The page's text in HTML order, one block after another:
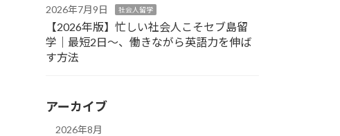
2026年7月9日 社会人留学
【2026年版】忙しい社会人こそセブ島留
学｜最短2日〜、働きながら英語力を伸ば
す方法
アーカイブ
2026年8月